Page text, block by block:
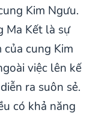
Kim Ngưu.
Ma Kết là sự
cung Kim
việc lên kế
ra suôn sẻ.
có khả năng